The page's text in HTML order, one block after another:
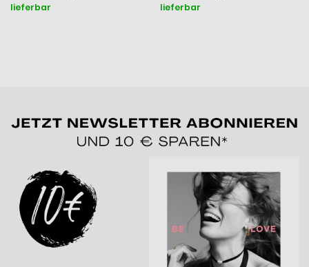
lieferbar
lieferbar